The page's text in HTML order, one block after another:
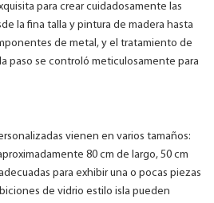
para crear cuidadosamente las
la fina talla y pintura de madera hasta
de metal, y el tratamiento de
paso se controló meticulosamente para
vienen en varios tamaños:
80 cm de largo, 50 cm
para exhibir una o pocas piezas
de vidrio estilo isla pueden